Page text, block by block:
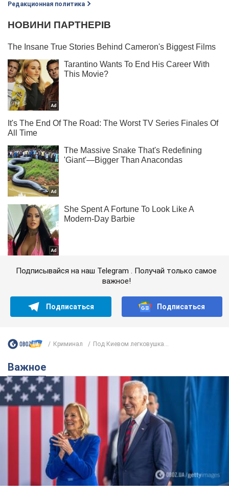
Редакционная политика
Подписывайся на наш Telegram . Получай только самое
важное!
Подписаться Подписаться
Криминал Под Киевом легковушка...
Важное